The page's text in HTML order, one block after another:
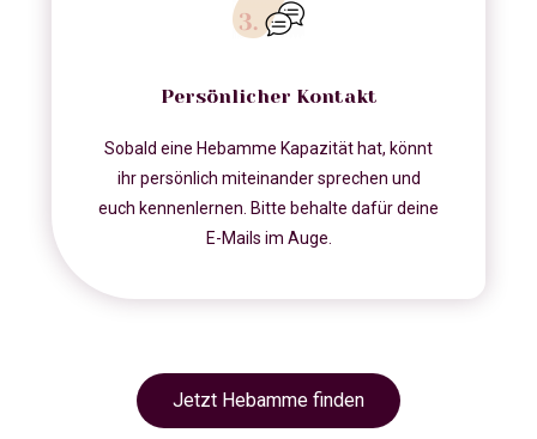
Persönlicher Kontakt
Sobald eine Hebamme Kapazität hat, könnt
ihr persönlich miteinander sprechen und
euch kennenlernen. Bitte behalte dafür deine
E-Mails im Auge.
Jetzt Hebamme finden